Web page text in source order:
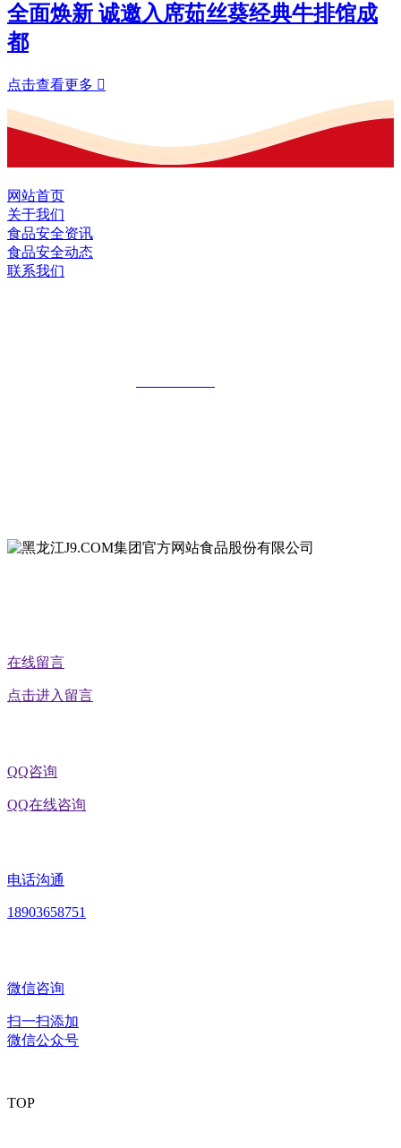
全面焕新 诚邀入席茹丝葵经典牛排馆成
都
点击查看更多 
网站首页
关于我们
食品安全资讯
食品安全动态
联系我们
在线留言
点击进入留言
QQ咨询
QQ在线咨询
电话沟通
18903658751
微信咨询
扫一扫添加
微信公众号
TOP